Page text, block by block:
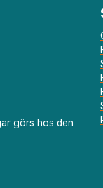
görs hos den